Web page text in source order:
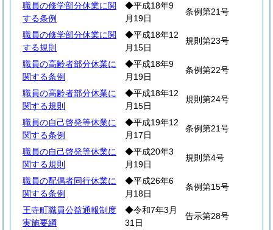
職員の修学部分休業に関
する条例
◆平成18年9
月19日
条例第21号
職員の修学部分休業に関
する規則
◆平成18年12
月15日
規則第23号
職員の高齢者部分休業に
関する条例
◆平成18年9
月19日
条例第22号
職員の高齢者部分休業に
関する規則
◆平成18年12
月15日
規則第24号
職員の自己啓発等休業に
関する条例
◆平成19年12
月17日
条例第21号
職員の自己啓発等休業に
関する規則
◆平成20年3
月19日
規則第4号
職員の配偶者同行休業に
関する条例
◆平成26年6
月18日
条例第15号
王寺町職員公益通報制度
実施要綱
◆令和7年3月
31日
告示第28号